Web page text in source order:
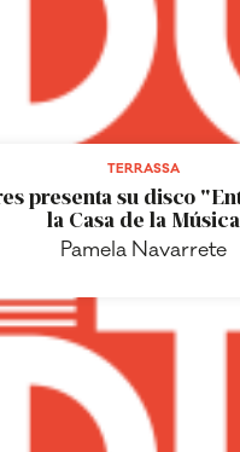
TERRASSA
presenta su disco
la Casa de la Música
Pamela Navarrete